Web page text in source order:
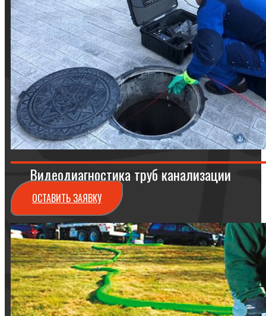
Видеодиагностика труб канализации
ОСТАВИТЬ ЗАЯВКУ